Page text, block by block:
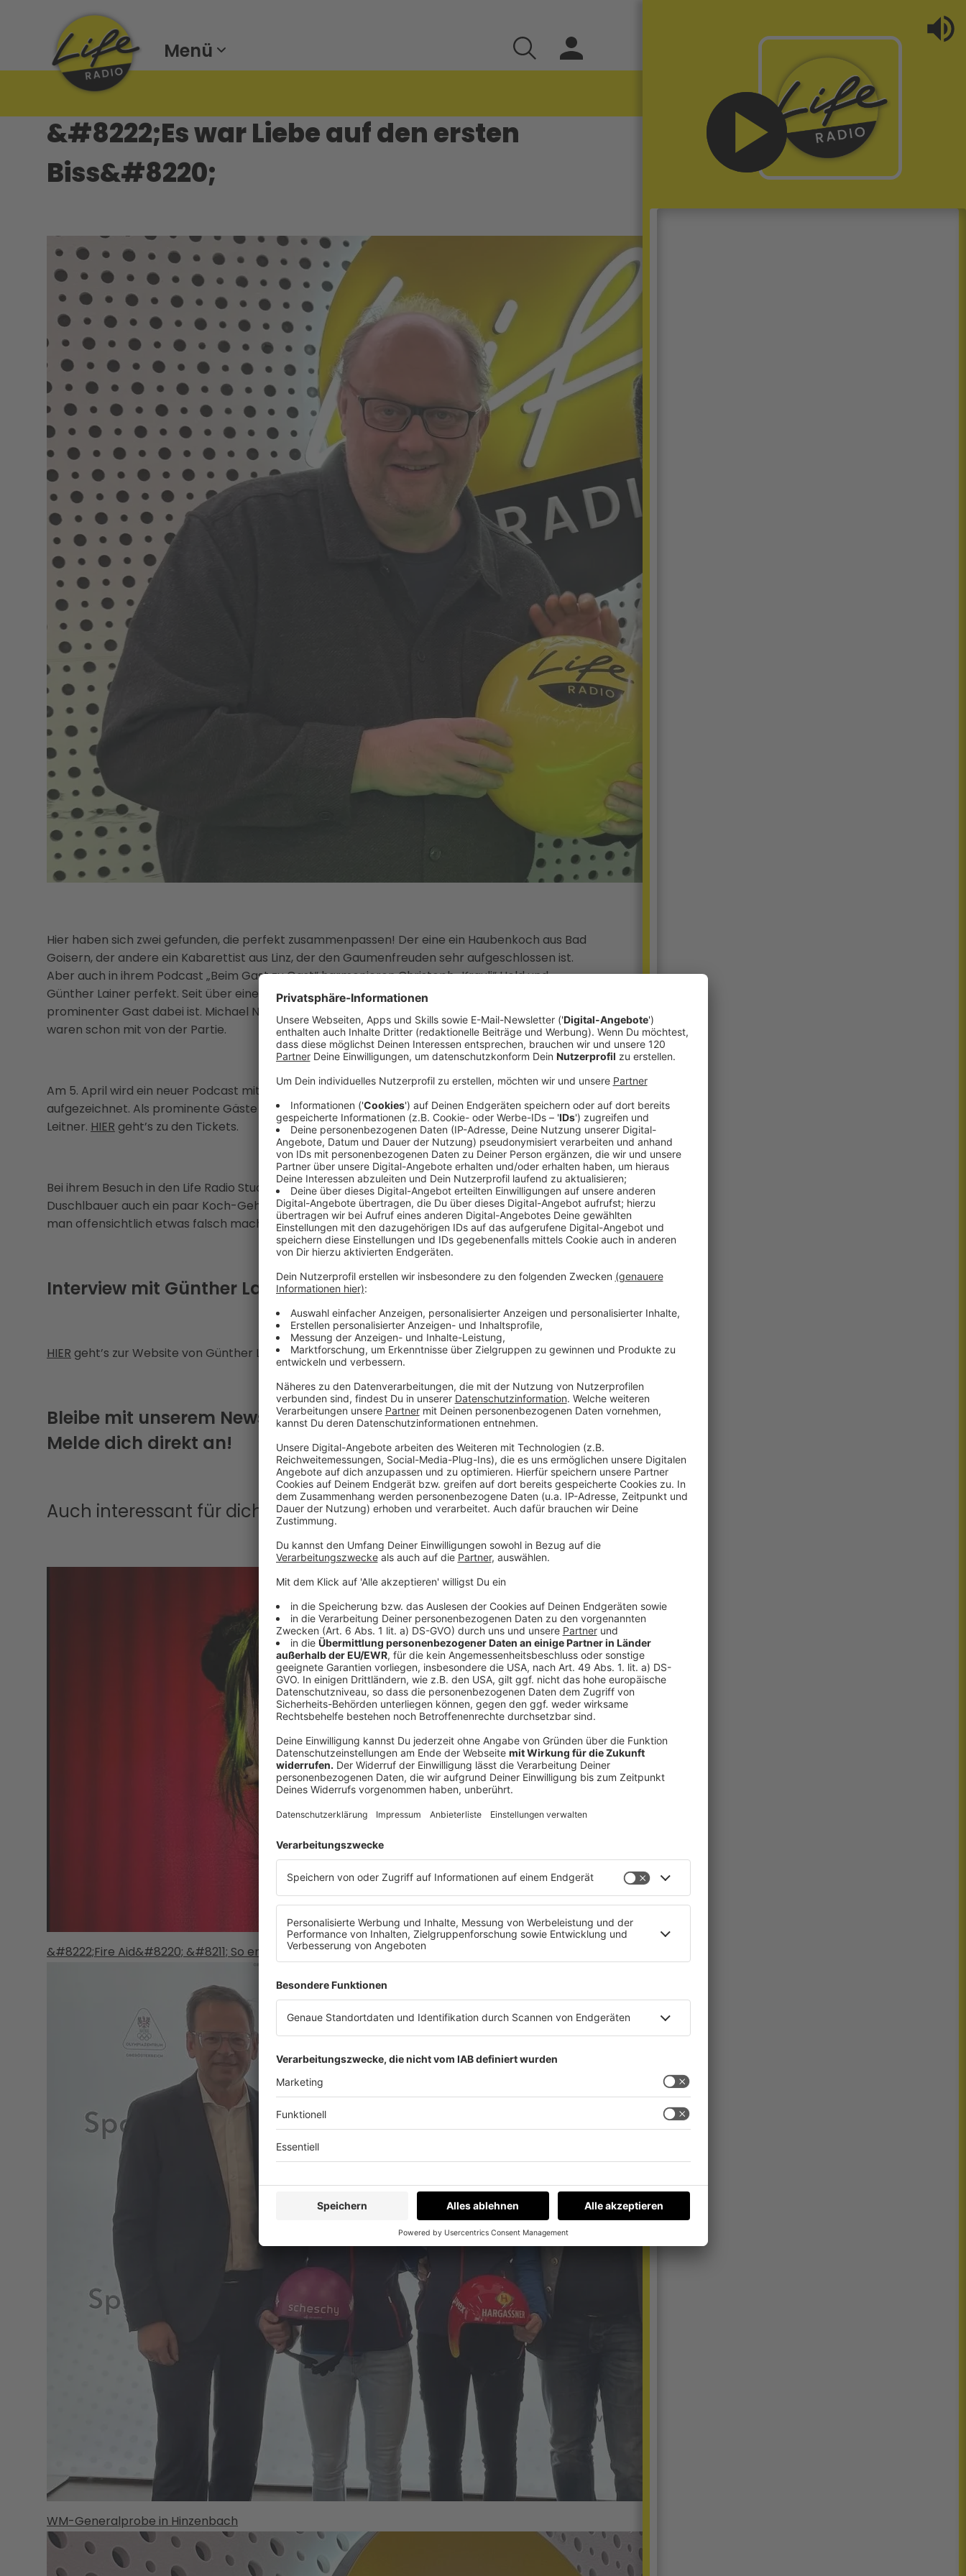
Menü
&#8222;Es war Liebe auf den ersten
Biss&#8220;
Hier haben sich zwei gefunden, die perfekt zusammenpassen! Der eine ein Haubenkoch aus Bad
Goisern, der andere ein Kabarettist aus Linz, der den Gaumenfreuden sehr aufgeschlossen ist.
Aber auch in ihrem Podcast „Beim Gast zu Gast“ harmonieren Christoph „Krauli“ Held und
Günther Lainer perfekt. Seit über einem Jahr gibt es dieses Format, wo meistens auch ein
prominenter Gast dabei ist. Michael Niavarani, Viktor Gernot, Hera Lind oder Gregor Seberg
waren schon mit von der Partie.
Am 5. April wird ein neuer Podcast mit Live-Publikum im großen Saal des Linzer Posthofs
aufgezeichnet. Als prominente Gäste mit dabei sind Sängerin Ina Regen und ZiB-Moderator Tarek
Leitner. HIER geht’s zu den Tickets.
Bei ihrem Besuch in den Life Radio Studios haben Günther und Krauli im Interview mit Georg
Duschlbauer auch ein paar Koch-Geheimnisse verraten. Denn auch bei einem Spiegelei kann
man offensichtlich etwas falsch machen!
Interview mit Günther Lainer & Christoph „Krauli“ Held.
HIER geht’s zur Website von Günther Lainer undHIERzur Website von Christoph „Krauli“ Held.
Bleibe mit unserem Newsletter immer auf dem Laufenden.
Melde dich direkt an!
Auch interessant für dich
&#8222;Fire Aid&#8220; &#8211; So emotional war das Benefizkonzert für LA
WM-Generalprobe in Hinzenbach